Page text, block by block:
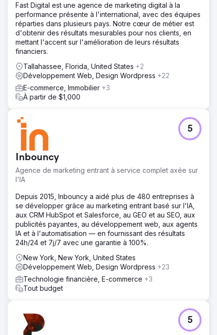
Fast Digital est une agence de marketing digital à la
performance présente à l'international, avec des équipes
réparties dans plusieurs pays. Notre cœur de métier est
d'obtenir des résultats mesurables pour nos clients, en
mettant l'accent sur l'amélioration de leurs résultats
financiers.
Tallahassee, Florida, United States +2
Développement Web, Design Wordpress +22
E-commerce, Immobilier +3
À partir de $1,000
Inbouncy
Agence de marketing entrant à service complet axée sur
l'IA
5
Depuis 2015, Inbouncy a aidé plus de 480 entreprises à
se développer grâce au marketing entrant basé sur l'IA,
aux CRM HubSpot et Salesforce, au GEO et au SEO, aux
publicités payantes, au développement web, aux agents
IA et à l'automatisation — en fournissant des résultats
24h/24 et 7j/7 avec une garantie à 100%.
New York, New York, United States
Développement Web, Design Wordpress +23
Technologie financière, E-commerce +3
Tout budget
5